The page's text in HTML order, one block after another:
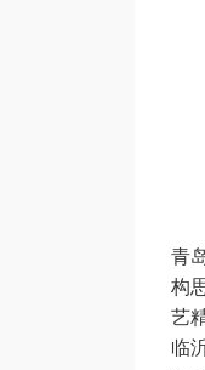
青
构
艺
临